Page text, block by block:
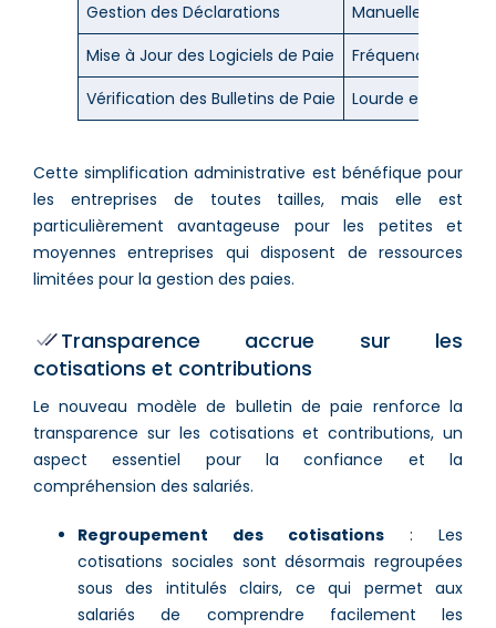
Gestion des Déclarations
Manuelle, sujette
Mise à Jour des Logiciels de Paie
Fréquence
Vérification des Bulletins de Paie
Lourde et
Cette simplification administrative est bénéfique pour
les entreprises de toutes tailles, mais elle est
particulièrement avantageuse pour les petites et
moyennes entreprises qui disposent de ressources
limitées pour la gestion des paies​.
Transparence accrue sur les
cotisations et contributions
Le nouveau modèle de bulletin de paie renforce la
transparence sur les cotisations et contributions, un
aspect essentiel pour la confiance et la
compréhension des salariés.
Regroupement des cotisations : Les
cotisations sociales sont désormais regroupées
sous des intitulés clairs, ce qui permet aux
salariés de comprendre facilement les